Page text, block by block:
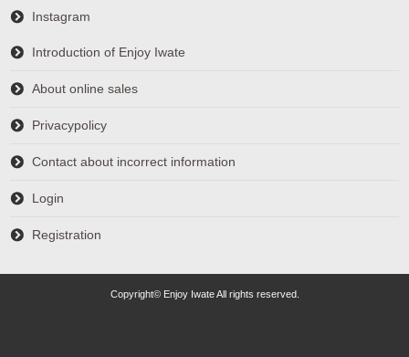
Instagram
Introduction of Enjoy Iwate
About online sales
Privacypolicy
Contact about incorrect information
Login
Registration
Copyright© Enjoy Iwate All rights reserved.